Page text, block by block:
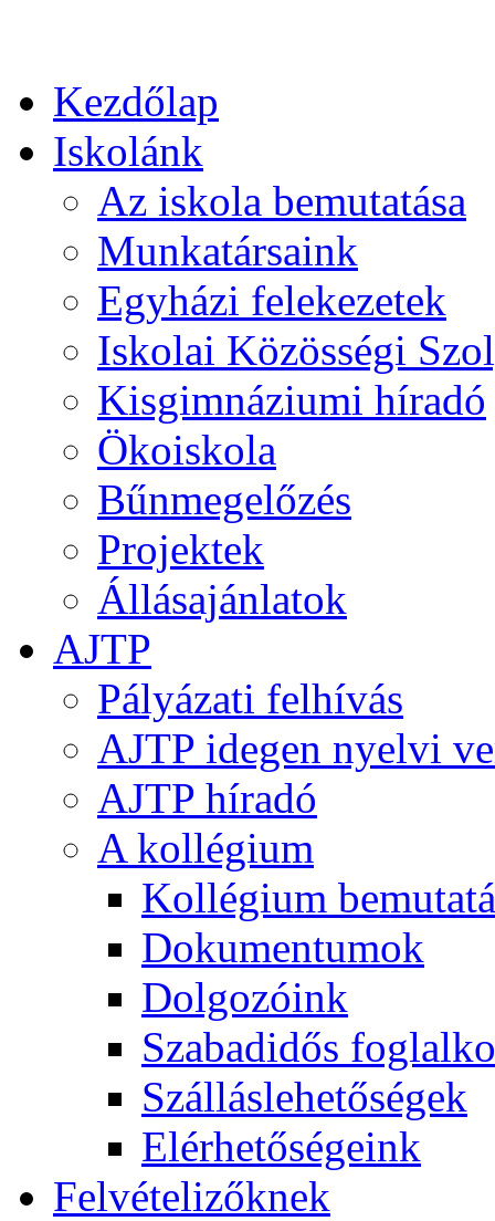
Kezdőlap
Iskolánk
Az iskola bemutatása
Munkatársaink
Egyházi felekezetek
Iskolai Közösségi
Kisgimnáziumi híradó
Ökoiskola
Bűnmegelőzés
Projektek
Állásajánlatok
AJTP
Pályázati felhívás
AJTP idegen nyelvi
AJTP híradó
A kollégium
Kollégium
Dokumentumok
Dolgozóink
Szabadidős
Szálláslehetőségek
Elérhetőségeink
Felvételizőknek